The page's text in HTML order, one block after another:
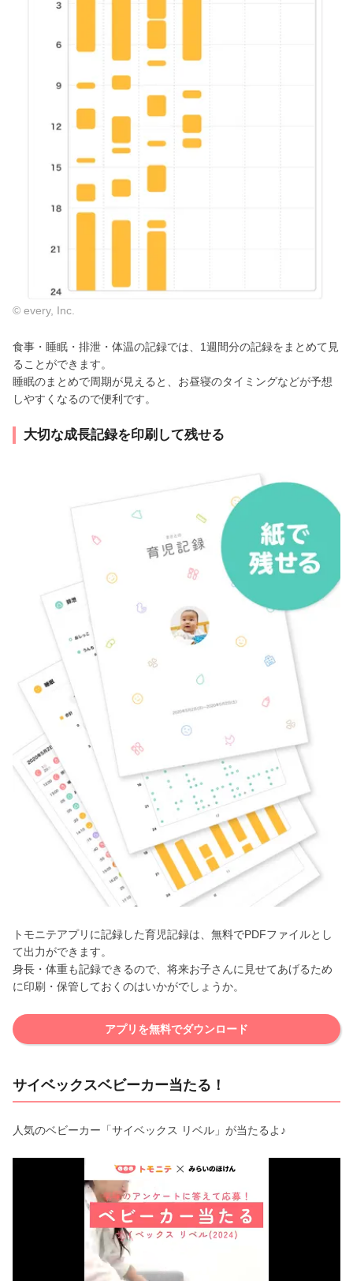
© every, Inc.
食事・睡眠・排泄・体温の記録では、1週間分の記録をまとめて見
ることができます。
睡眠のまとめで周期が見えると、お昼寝のタイミングなどが予想
しやすくなるので便利です。
大切な成長記録を印刷して残せる
トモニテアプリに記録した育児記録は、無料でPDFファイルとし
て出力ができます。
身長・体重も記録できるので、将来お子さんに見せてあげるため
に印刷・保管しておくのはいかがでしょうか。
アプリを無料でダウンロード
サイベックスベビーカー当たる！
人気のベビーカー「サイベックス リベル」が当たるよ♪